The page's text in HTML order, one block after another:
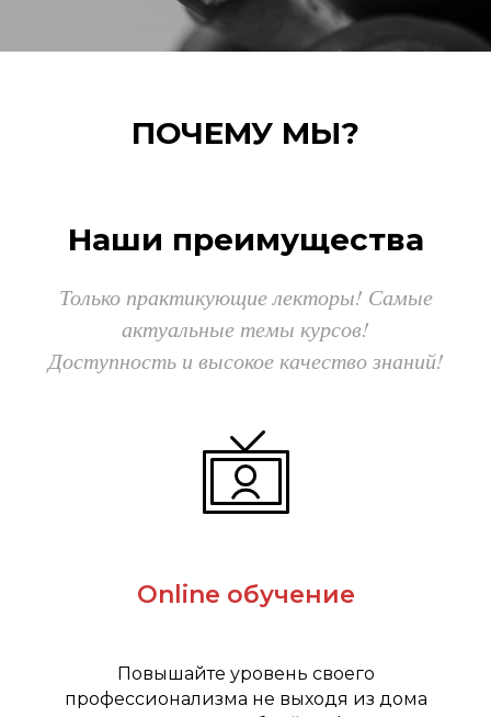
ПОЧЕМУ МЫ?
Наши преимущества
Только практикующие лекторы! Самые
актуальные темы курсов!
Доступность и высокое качество знаний!
Online обучение
Повышайте уровень своего
профессионализма не выходя из дома